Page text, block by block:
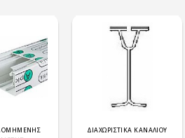
ΔΙΑΧΩΡΙΣΤΙΚΑ ΚΑΝΑΛΙΟΥ